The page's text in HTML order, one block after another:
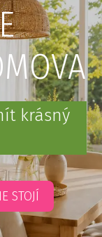
krásný
STOJÍ